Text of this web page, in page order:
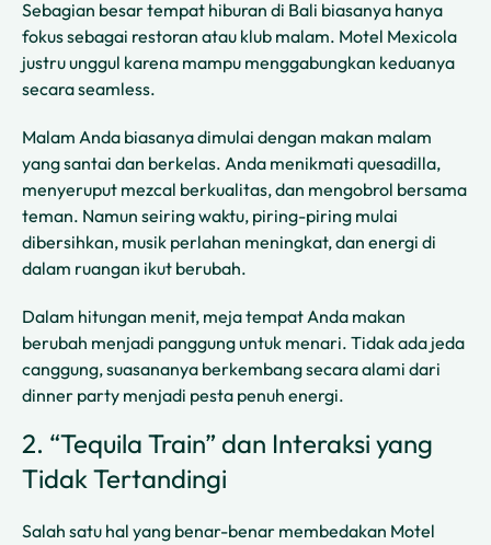
Sebagian besar tempat hiburan di Bali biasanya hanya
fokus sebagai restoran atau klub malam. Motel Mexicola
justru unggul karena mampu menggabungkan keduanya
secara seamless.
Malam Anda biasanya dimulai dengan makan malam
yang santai dan berkelas. Anda menikmati quesadilla,
menyeruput mezcal berkualitas, dan mengobrol bersama
teman. Namun seiring waktu, piring-piring mulai
dibersihkan, musik perlahan meningkat, dan energi di
dalam ruangan ikut berubah.
Dalam hitungan menit, meja tempat Anda makan
berubah menjadi panggung untuk menari. Tidak ada jeda
canggung, suasananya berkembang secara alami dari
dinner party menjadi pesta penuh energi.
2. “Tequila Train” dan Interaksi yang
Tidak Tertandingi
Salah satu hal yang benar-benar membedakan Motel